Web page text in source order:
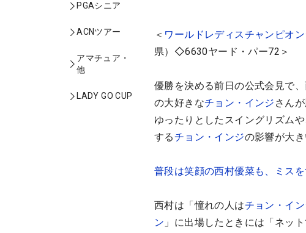
PGAシニア
ACNツアー
アマチュア・
他
LADY GO CUP
＜ ワールドレディスチャンピオ
県）◇6630ヤード・パー72＞
優勝を決める前日の公式会見で
の大好きなチョン・インジ さん
ゆったりとしたスイングリズム
するチョン・インジの影響が大き
普段は笑顔の西村優菜も、ミス
西村は「憧れの人はチョン・イ
ン 」に出場したときには「ネッ